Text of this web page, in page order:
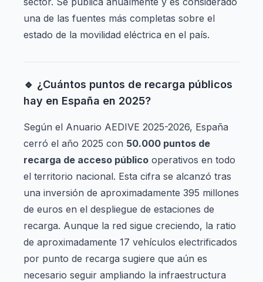
una de las fuentes más completas sobre el
estado de la movilidad eléctrica en el país.
🔹 ¿Cuántos puntos de recarga públicos
hay en España en 2025?
Según el Anuario AEDIVE 2025-2026, España
cerró el año 2025 con 50.000 puntos de
recarga de acceso público operativos en todo
el territorio nacional. Esta cifra se alcanzó tras
una inversión de aproximadamente 395 millones
de euros en el despliegue de estaciones de
recarga. Aunque la red sigue creciendo, la ratio
de aproximadamente 17 vehículos electrificados
por punto de recarga sugiere que aún es
necesario seguir ampliando la infraestructura